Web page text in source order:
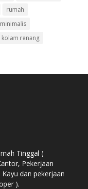
rumah
renang
Tinggal (
Pekerjaan
dan pekerjaan
).